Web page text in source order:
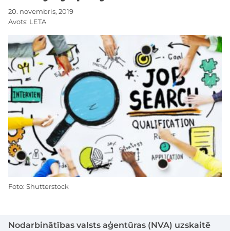
20. novembris, 2019
Avots: LETA
Nodarbinātības valsts aģentūras (NVA) uzskaitē
Foto: Shutterstock